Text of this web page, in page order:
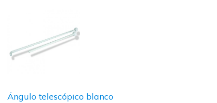
Ángulo telescópico blanco